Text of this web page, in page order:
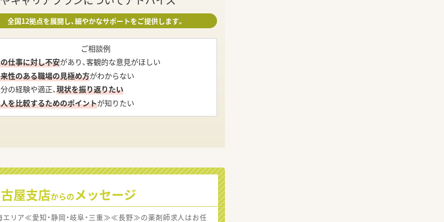
全国12拠点を展開し、細やかなサポートをご提供します。
ご相談例
仕事に対し不安があり、客観的な意見がほしい
性のある職場の見極め方がわからない
の経験や適正、現状を振り返りたい
を比較するためのポイントが知りたい
屋支店からのメッセージ
エリア≪愛知・静岡・岐阜・三重≫≪長野≫の薬剤師求人はお任